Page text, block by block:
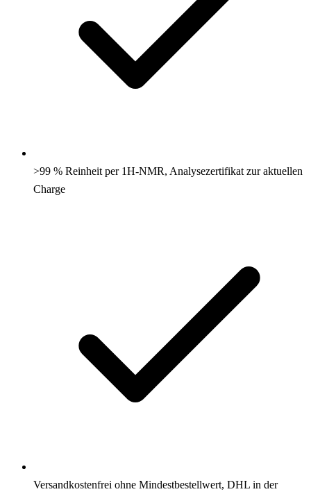
>99 % Reinheit per 1H-NMR, Analysezertifikat zur aktuellen
Charge
Versandkostenfrei ohne Mindestbestellwert, DHL in der